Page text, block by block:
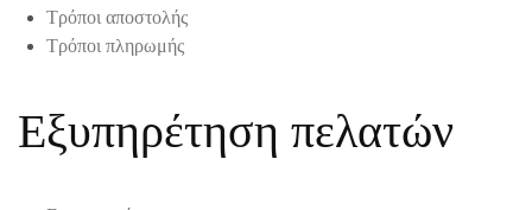
Τρόποι αποστολής
Τρόποι πληρωμής
Εξυπηρέτηση πελατών